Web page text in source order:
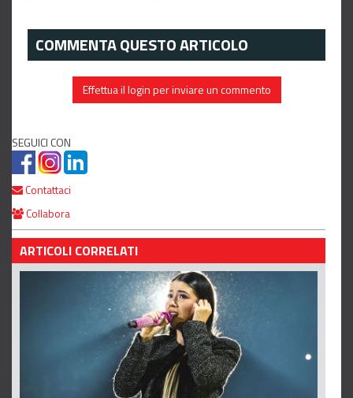
COMMENTA QUESTO ARTICOLO
Effettua il login per inviare un commento
SEGUICI CON
Contattaci
Collabora
ARTICOLI CORRELATI